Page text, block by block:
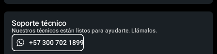
Soporte técnico
Nuestros técnicos están listos para ayudarte. Llámalos.
+57 300 702 1899